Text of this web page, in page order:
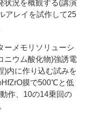
状況を概観する(講演
アレイを試作して25
メモリソリューシ
ニウム酸化物)強誘電
)内に作り込む試みを
HfZrO膜で500℃と低
作、10の14乗回の